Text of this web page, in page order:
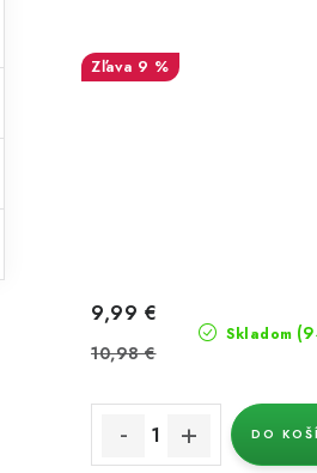
9 %
Skladom
9,99 €
10,98 €
DO